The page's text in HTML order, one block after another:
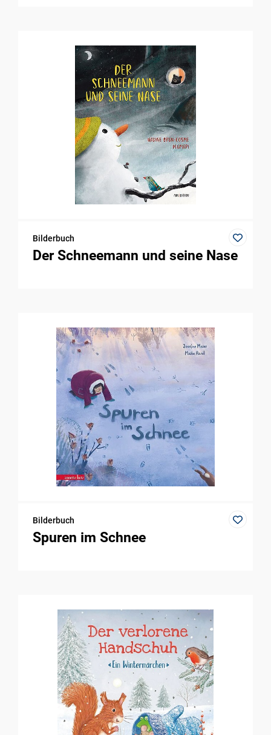
Bilderbuch
Der Schneemann und seine Nase
Bilderbuch
Spuren im Schnee